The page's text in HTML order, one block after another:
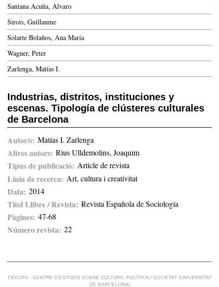
Industrias, distritos, instituciones y
escenas. Tipología de clústeres culturales
de Barcelona
Autor/s Matías I. Zarlenga
Altres autors Rius Ulldemolins, Joaquim
Tipus de publicació Article de revista
Línia de recerca Art, cultura i creativitat
Data 2014
Titol Llibre / Revista Revista Española de Sociología
Pàgines 47-68
Número revista 22
Santana Acuña, Álvaro
Sirois, Guillaume
Solarte Bolaños, Ana María
Wagner, Peter
Zarlenga, Matías I.
CECUPS - CENTRE D’ESTUDIS SOBRE CULTURA, POLÍTICA I SOCIETAT (UNIVERSITAT
DE BARCELONA)